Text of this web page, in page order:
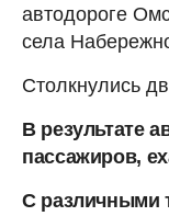
автодороге
села
Столкнулись
В результате
пассажиров,
С различными